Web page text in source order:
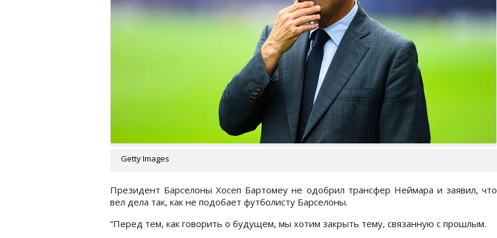
Getty Images
Президент Барселоны Хосеп Бартомеу не одобрил трансфер Неймара и заявил, что
вел дела так, как не подобает футболисту Барселоны.
“Перед тем, как говорить о будущем, мы хотим закрыть тему, связанную с прошлым.